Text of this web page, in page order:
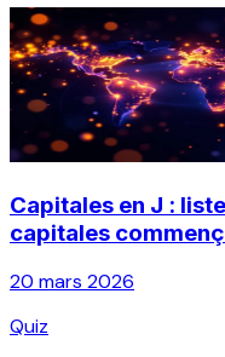
Capitales en J :
capitales
20 mars 2026
Quiz